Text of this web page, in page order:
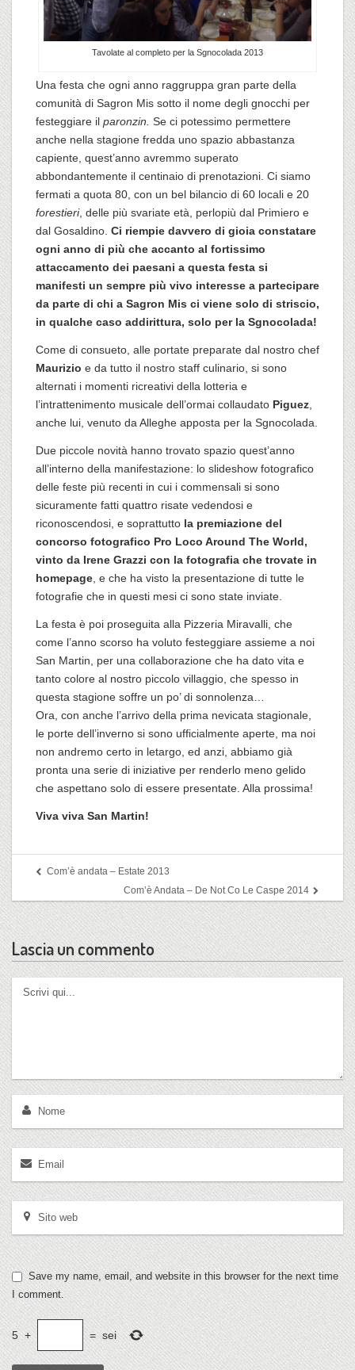
Tavolate al completo per la Sgnocolada 2013
Una festa che ogni anno raggruppa gran parte della
comunità di Sagron Mis sotto il nome degli gnocchi per
festeggiare il paronzin. Se ci potessimo permettere
anche nella stagione fredda uno spazio abbastanza
capiente, quest’anno avremmo superato
abbondantemente il centinaio di prenotazioni. Ci siamo
fermati a quota 80, con un bel bilancio di 60 locali e 20
forestieri, delle più svariate età,
perlopiù dal Primiero e
dal Gosaldino. Ci riempie davvero di gioia constatare
ogni anno di più che accanto al fortissimo
attaccamento dei paesani a questa festa si
manifesti un sempre più vivo interesse a partecipare
da parte di chi a Sagron Mis ci viene solo di striscio,
in qualche caso addirittura, solo per la Sgnocolada!
Come di consueto, alle portate preparate dal nostro chef
Maurizio e da tutto il nostro staff culinario, si sono
alternati i momenti ricreativi della lotteria e
l’intrattenimento musicale dell’ormai collaudato Piguez
anche lui, venuto da Alleghe apposta per la Sgnocolada.
Due piccole novità hanno trovato spazio quest’anno
all’interno della manifestazione: lo slideshow fotografico
delle feste più recenti in cui i commensali si sono
sicuramente fatti quattro risate vedendosi e
riconoscendosi, e soprattutto la premiazione del
concorso fotografico Pro Loco Around The World,
vinto da Irene Grazzi con la fotografia che trovate in
homepage , e che ha visto la presentazione di tutte le
fotografie che in questi mesi ci sono state inviate.
La festa è poi proseguita alla Pizzeria Miravalli, che
come l’anno scorso ha voluto festeggiare assieme a noi
San Martin, per una collaborazione che ha dato vita e
tanto colore al nostro piccolo villaggio, che spesso in
questa stagione soffre un po’ di sonnolenza…
Ora, con anche l’arrivo della prima nevicata stagionale,
le porte dell’inverno si sono ufficialmente aperte, ma noi
non andremo certo in letargo, ed anzi, abbiamo già
pronta una serie di iniziative per renderlo meno gelido
che aspettano solo di essere presentate. Alla prossima!
Viva viva San Martin!
Com’è andata – Estate 2013
Com’è Andata – De Not Co Le Caspe 2014
Lascia un commento
Save my name, email, and website in this browser for the next time
I comment.
5 + = sei